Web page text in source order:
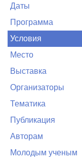
Даты
Программа
Условия
Место
Выставка
Организаторы
Тематика
Публикация
Авторам
Молодым ученым